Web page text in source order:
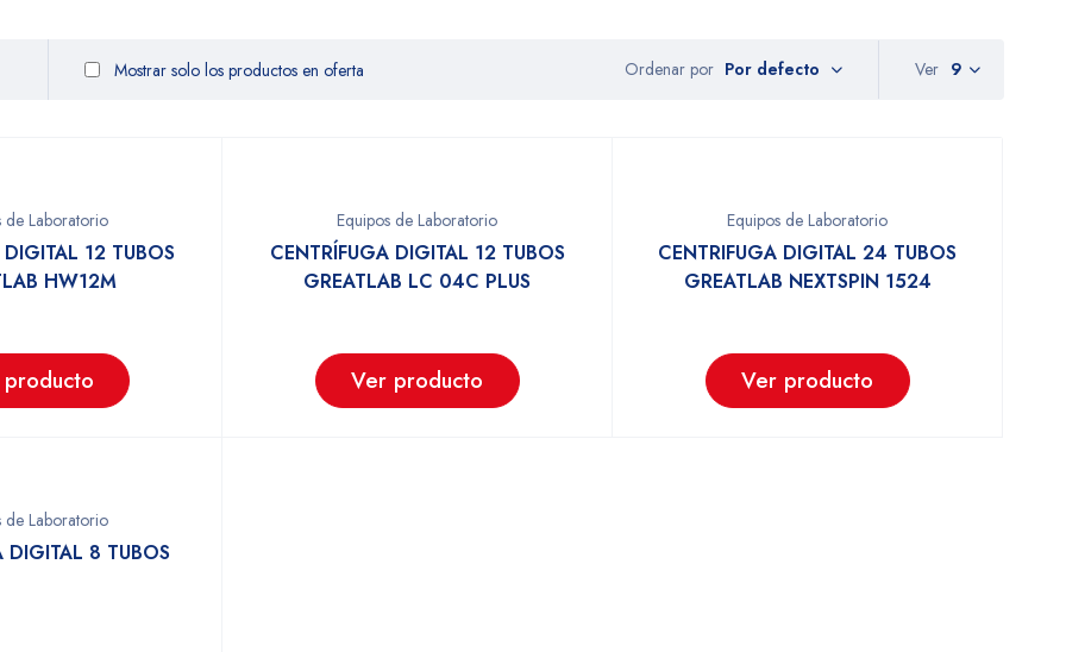
Ordenar por Por defecto
Mostrar solo los productos en oferta Ver 9
de Laboratorio
12 TUBOS
HW12M
Equipos de Laboratorio
CENTRÍFUGA DIGITAL 12 TUBOS
GREATLAB LC 04C PLUS
Ver producto
Equipos de Laboratorio
CENTRIFUGA DIGITAL 24 TUBOS
GREATLAB NEXTSPIN 1524
Ver producto
de Laboratorio
DIGITAL 8 TUBOS